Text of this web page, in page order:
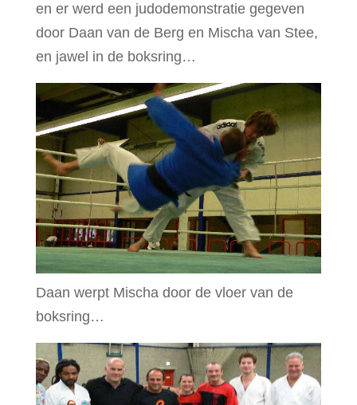
en er werd een judodemonstratie gegeven
door Daan van de Berg en Mischa van Stee,
en jawel in de boksring…
Daan werpt Mischa door de vloer van de
boksring…